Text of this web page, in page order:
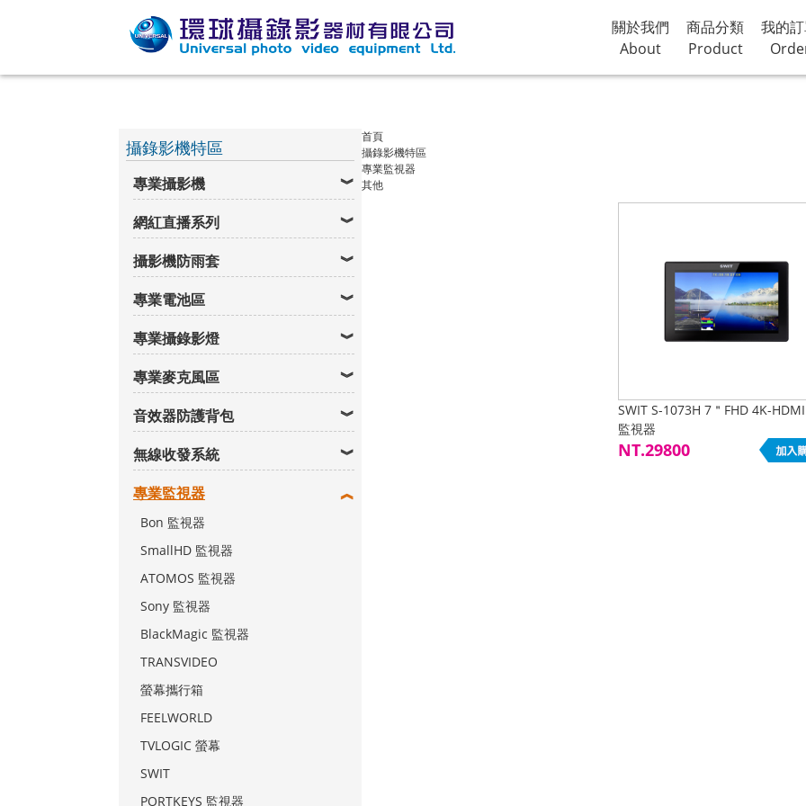
關於我們
About
商品分類
Product
我的
攝錄影機特區
專業攝影機
網紅直播系列
攝影機防雨套
專業電池區
專業攝錄影燈
專業麥克風區
音效器防護背包
無線收發系統
專業監視器
Bon 監視器
SmallHD 監視器
ATOMOS 監視器
Sony 監視器
BlackMagic 監視器
TRANSVIDEO
螢幕攜行箱
FEELWORLD
TVLOGIC 螢幕
SWIT
PORTKEYS 監視器
首頁
攝錄影機特區
專業監視器
其他
SWIT S-1073H 7＂FHD 4K-
監視器
NT.29800